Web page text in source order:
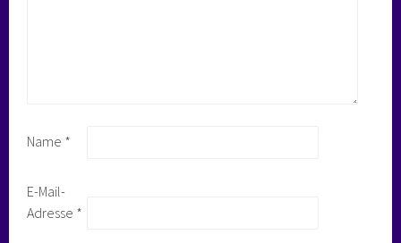
Name *
E-Mail-
Adresse *